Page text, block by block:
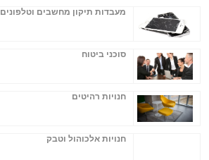
מעבדות תיקון מחשבים וטלפונים
סוכני ביטוח
חנויות רהיטים
חנויות אלכוהול וטבק